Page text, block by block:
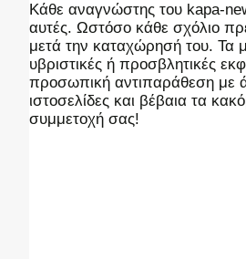
Kάθε αναγνώστης του kapa-
αυτές. Ωστόσο κάθε σχόλιο
μετά την καταχώρησή του. Τα
υβριστικές ή προσβλητικές
προσωπική αντιπαράθεση με
ιστοσελίδες και βέβαια τα
συμμετοχή σας!